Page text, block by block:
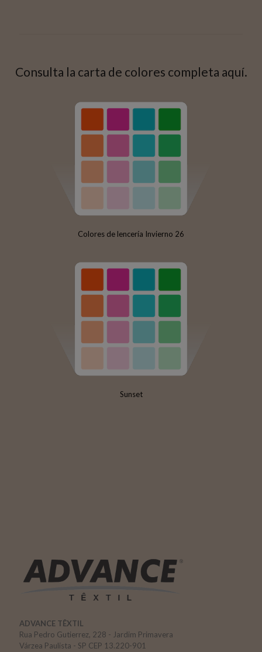
Consulta la carta de colores completa aquí.
Colores de lencería Invierno 26
Sunset
ADVANCE TÊXTIL
Rua Pedro Gutierrez, 228 - Jardim Primavera
Várzea Paulista - SP CEP 13.220-901